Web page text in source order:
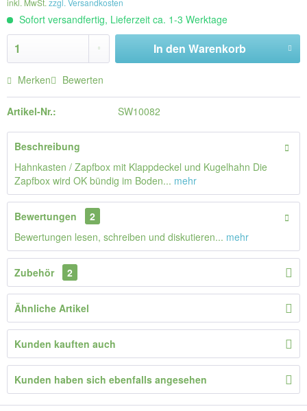
inkl. MwSt. zzgl. Versandkosten
Sofort versandfertig, Lieferzeit ca. 1-3 Werktage
In den Warenkorb
Merken Bewerten
Artikel-Nr.: SW10082
Beschreibung
Hahnkasten / Zapfbox mit Klappdeckel und Kugelhahn Die
Zapfbox wird OK bündig im Boden... mehr
Bewertungen
2
Bewertungen lesen, schreiben und diskutieren... mehr
Zubehör 2
Ähnliche Artikel
Kunden kauften auch
Kunden haben sich ebenfalls angesehen